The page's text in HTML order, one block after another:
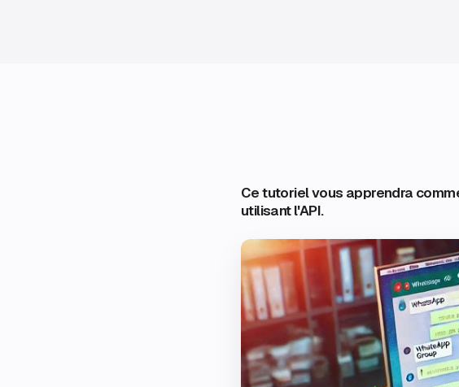
Ce tutoriel vous apprendra
utilisant l'API.